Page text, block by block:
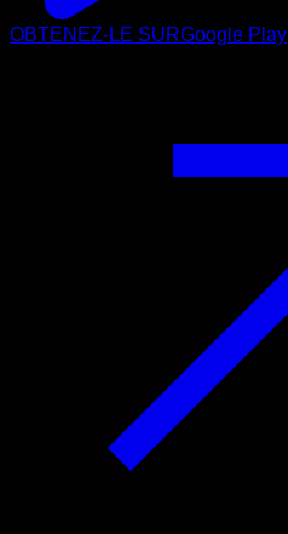
OBTENEZ-LE SURGoogle Play